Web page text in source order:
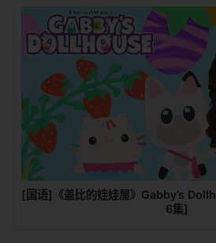
[国语]《盖比的娃娃屋》Gabby’s
6集]